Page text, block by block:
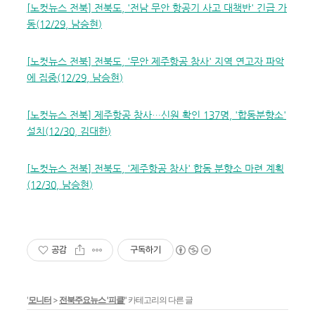
[노컷뉴스 전북] 전북도 , '전남 무안 항공기 사고 대책반' 긴급 가
동(12/29, 남승현)
[노컷뉴스 전북] 전북도 , '무안 제주항공 참사' 지역 연고자 파악
에 집중(12/29, 남승현)
[노컷뉴스 전북] 제주항공 참사…신원 확인 137명 , '합동분향소'
설치 (12/30, 김대한)
[노컷뉴스 전북] 전북도 , '제주항공 참사' 합동 분향소 마련 계획
(12/30, 남승현)
공감 구독하기
'모니터 > 전북주요뉴스 '피클'' 카테고리의 다른 글